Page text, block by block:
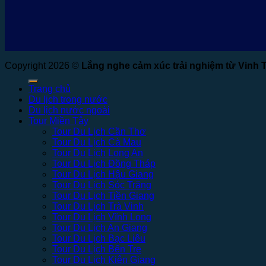
Copyright 2026 © Lắng nghe cảm xúc trải nghiệm từ Vinh
Trang chủ
Du lịch trong nước
Du lịch nước ngoài
Tour Miền Tây
Tour Du Lịch Cần Thơ
Tour Du Lịch Cà Mau
Tour Du Lịch Long An
Tour Du Lịch Đồng Tháp
Tour Du Lịch Hậu Giang
Tour Du Lịch Sóc Trăng
Tour Du Lịch Tiền Giang
Tour Du Lịch Trà Vinh
Tour Du Lịch Vĩnh Long
Tour Du Lịch An Giang
Tour Du Lịch Bạc Liêu
Tour Du Lịch Bến Tre
Tour Du Lịch Kiên Giang